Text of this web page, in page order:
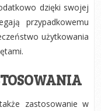
dzięki swojej
przypadkowemu
użytkowania
zastosowanie w